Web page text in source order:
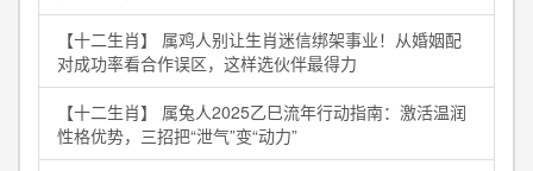
【十二生肖】 属鸡人别让生肖迷信绑架事业！从婚姻配
对成功率看合作误区，这样选伙伴最得力
【十二生肖】 属兔人2025乙巳流年行动指南：激活温润
性格优势，三招把“泄气”变“动力”